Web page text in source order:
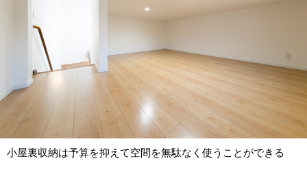
小屋裏収納は予算を抑えて空間を無駄なく使うことができる